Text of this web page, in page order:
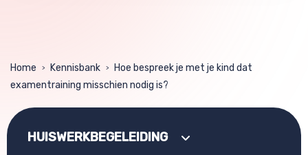
Home > Kennisbank >
Hoe bespreek je met je kind dat
examentraining misschien nodig is?
HUISWERKBEGELEIDING